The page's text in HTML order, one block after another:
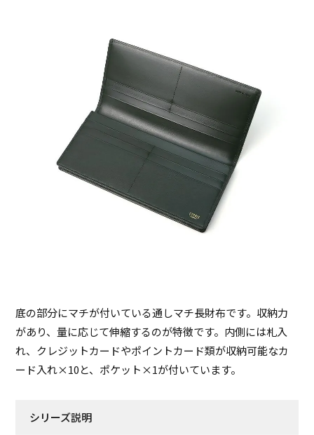
底の部分にマチが付いている通しマチ長財布です。収納力
があり、量に応じて伸縮するのが特徴です。内側には札入
れ、クレジットカードやポイントカード類が収納可能なカ
ード入れ×10と、ポケット×1が付いています。
シリーズ説明